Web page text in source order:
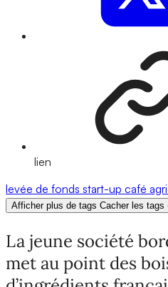
lien
levée de fonds start-up café
Afficher plus de tags Cacher les tags
La jeune société
met au point des